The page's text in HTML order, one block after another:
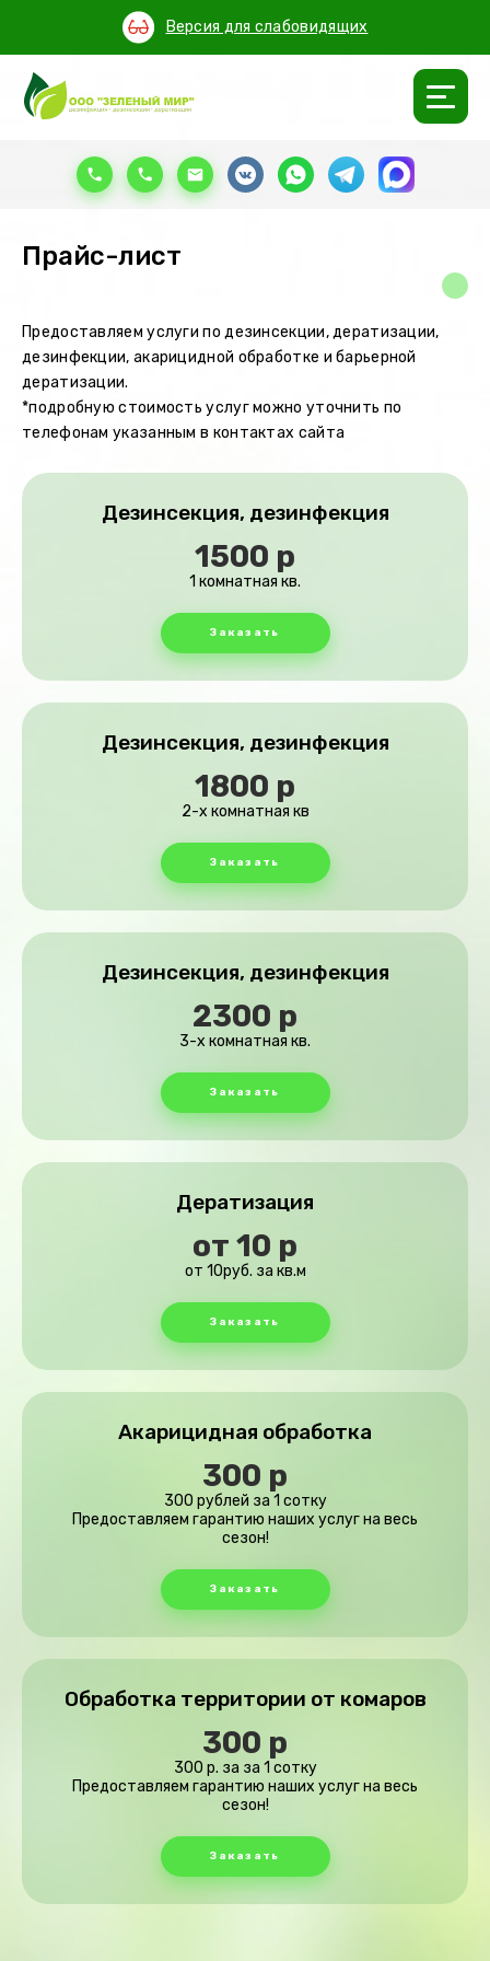
Версия для слабовидящих
Прайс-лист
Предоставляем услуги по дезинсекции, дератизации,
дезинфекции, акарицидной обработке и барьерной
дератизации.
*подробную стоимость услуг можно уточнить по
телефонам указанным в контактах сайта
Дезинсекция, дезинфекция
1500 р
1 комнатная кв.
Заказать
Дезинсекция, дезинфекция
1800 р
2-х комнатная кв
Заказать
Дезинсекция, дезинфекция
2300 р
3-х комнатная кв.
Заказать
Дератизация
от 10 р
от 10руб. за кв.м
Заказать
Акарицидная обработка
300 р
300 рублей за 1 сотку
Предоставляем гарантию наших услуг на весь
сезон!
Заказать
Обработка территории от комаров
300 р
300 р. за за 1 сотку
Предоставляем гарантию наших услуг на весь
сезон!
Заказать